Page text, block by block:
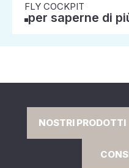
FLY COCKPIT
per saperne di
NOSTRI PRODOTTI